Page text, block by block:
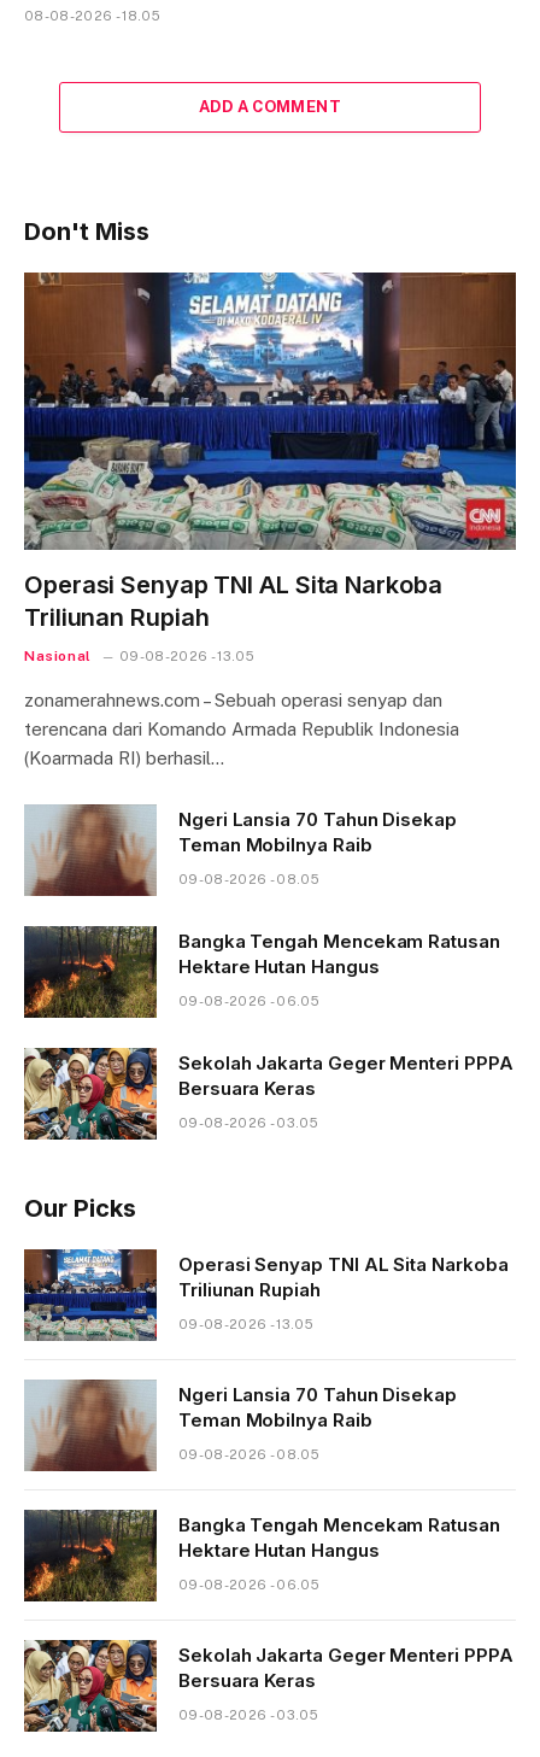
08-08-2026 - 18.05
ADD A COMMENT
Don't Miss
Operasi Senyap TNI AL Sita Narkoba
Triliunan Rupiah
Nasional 09-08-2026 - 13.05
zonamerahnews.com – Sebuah operasi senyap dan
terencana dari Komando Armada Republik Indonesia
(Koarmada RI) berhasil…
Ngeri Lansia 70 Tahun Disekap
Teman Mobilnya Raib
09-08-2026 - 08.05
Bangka Tengah Mencekam Ratusan
Hektare Hutan Hangus
09-08-2026 - 06.05
Sekolah Jakarta Geger Menteri PPPA
Bersuara Keras
09-08-2026 - 03.05
Our Picks
Operasi Senyap TNI AL Sita Narkoba
Triliunan Rupiah
09-08-2026 - 13.05
Ngeri Lansia 70 Tahun Disekap
Teman Mobilnya Raib
09-08-2026 - 08.05
Bangka Tengah Mencekam Ratusan
Hektare Hutan Hangus
09-08-2026 - 06.05
Sekolah Jakarta Geger Menteri PPPA
Bersuara Keras
09-08-2026 - 03.05